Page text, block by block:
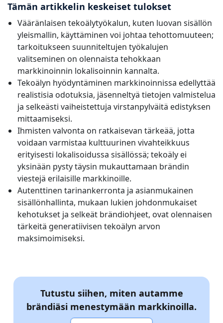
Tämän artikkelin keskeiset tulokset
Vääränlaisen tekoälytyökalun, kuten luovan sisällön
yleismallin, käyttäminen voi johtaa tehottomuuteen;
tarkoitukseen suunniteltujen työkalujen
valitseminen on olennaista tehokkaan
markkinoinnin lokalisoinnin kannalta.
Tekoälyn hyödyntäminen markkinoinnissa edellyttää
realistisia odotuksia, jäsenneltyä tietojen valmistelua
ja selkeästi vaiheistettuja virstanpylväitä edistyksen
mittaamiseksi.
Ihmisten valvonta on ratkaisevan tärkeää, jotta
voidaan varmistaa kulttuurinen vivahteikkuus
erityisesti lokalisoidussa sisällössä; tekoäly ei
yksinään pysty täysin mukauttamaan brändin
viestejä erilaisille markkinoille.
Autenttinen tarinankerronta ja asianmukainen
sisällönhallinta, mukaan lukien johdonmukaiset
kehotukset ja selkeät brändiohjeet, ovat olennaisen
tärkeitä generatiivisen tekoälyn arvon
maksimoimiseksi.
Tutustu siihen, miten autamme
brändiäsi menestymään markkinoilla.